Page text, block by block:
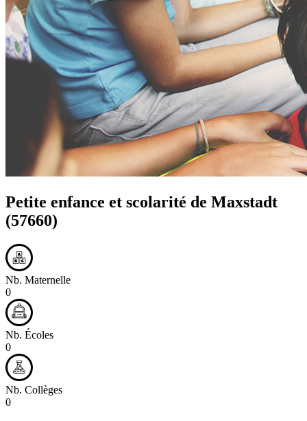
Petite enfance et scolarité de Maxstadt
(57660)
Nb. Maternelle
0
Nb. Écoles
0
Nb. Collèges
0